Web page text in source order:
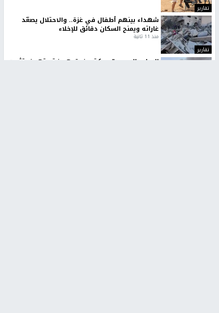
تقارير
تقارير
شهداء بينهم أطفال في غزة.. والاحتلال يصعّد
غاراته ويمنح السكان دقائق للإخلاء
منذ 11 ثانية
الإعلام العبري: "معركة مضيق هرمز تستهدف تثبيت